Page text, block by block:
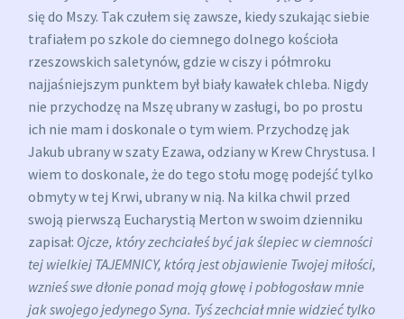
się do Mszy. Tak czułem się zawsze, kiedy szukając siebie
trafiałem po szkole do ciemnego dolnego kościoła
rzeszowskich saletynów, gdzie w ciszy i półmroku
najjaśniejszym punktem był biały kawałek chleba. Nigdy
nie przychodzę na Mszę ubrany w zasługi, bo po prostu
ich nie mam i doskonale o tym wiem. Przychodzę jak
Jakub ubrany w szaty Ezawa, odziany w Krew Chrystusa. I
wiem to doskonale, że do tego stołu mogę podejść tylko
obmyty w tej Krwi, ubrany w nią. Na kilka chwil przed
swoją pierwszą Eucharystią Merton w swoim dzienniku
zapisał: Ojcze, który zechciałeś być jak ślepiec w ciemności
tej wielkiej TAJEMNICY, którą jest objawienie Twojej miłości,
wznieś swe dłonie ponad moją głowę i pobłogosław mnie
jak swojego jedynego Syna. Tyś zechciał mnie widzieć tylko